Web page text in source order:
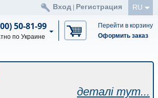
RU
Вход Регистрация
50-81-99
по Украине
Перейти в корзину
Оформить заказ
деталі тут...